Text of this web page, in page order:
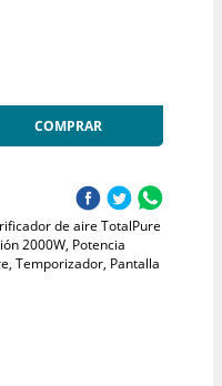
COMPRAR
de aire TotalPure
2000W, Potencia
Temporizador, Pantalla